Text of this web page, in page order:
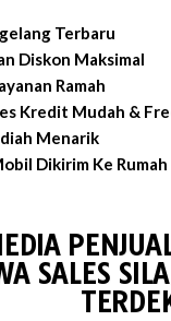
Terbaru
Diskon Maksimal
Ramah
Kredit Mudah &
Menarik
Dikirim Ke Rumah
SALES